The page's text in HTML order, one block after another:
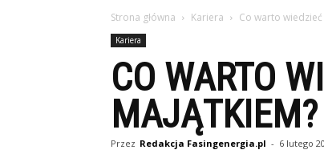
Strona główna Kariera Co warto
Kariera
CO WARTO
MAJĄTKIEM?
Przez Redakcja Fasingenergia.pl - 6 lutego